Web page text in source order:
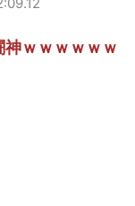
ｗｗｗｗｗｗ